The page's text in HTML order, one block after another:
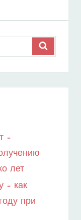
–
лет
– как
при